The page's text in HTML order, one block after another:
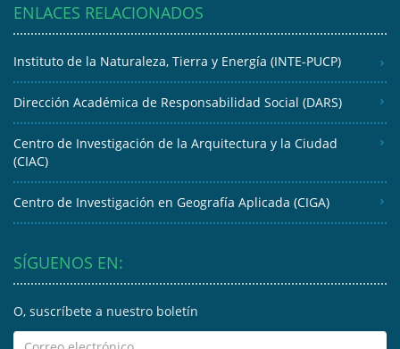
ENLACES RELACIONADOS
Instituto de la Naturaleza, Tierra y Energía (INTE-PUCP)
Dirección Académica de Responsabilidad Social (DARS)
Centro de Investigación de la Arquitectura y la Ciudad
(CIAC)
Centro de Investigación en Geografía Aplicada (CIGA)
SÍGUENOS EN:
O, suscríbete a nuestro boletín